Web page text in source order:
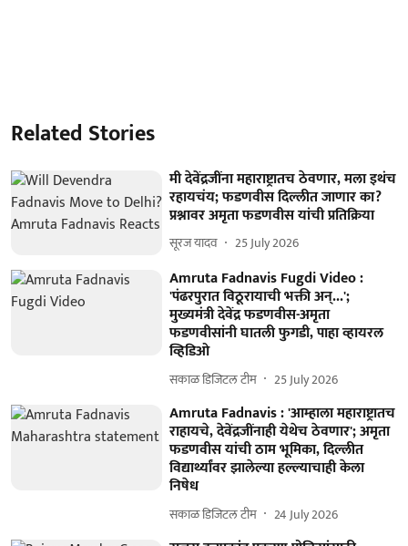
Related Stories
मी देवेंद्रजींना महाराष्ट्रातच ठेवणार, मला इथंच
रहायचंय; फडणवीस दिल्लीत जाणार का?
प्रश्नावर अमृता फडणवीस यांची प्रतिक्रिया
सूरज यादव 25 July 2026
Amruta Fadnavis Fugdi Video :
'पंढरपुरात विठूरायाची भक्ती अन्...';
मुख्यमंत्री देवेंद्र फडणवीस-अमृता
फडणवीसांनी घातली फुगडी, पाहा व्हायरल
व्हिडिओ
सकाळ डिजिटल टीम 25 July 2026
Amruta Fadnavis : 'आम्हाला महाराष्ट्रातच
राहायचे, देवेंद्रजींनाही येथेच ठेवणार'; अमृता
फडणवीस यांची ठाम भूमिका, दिल्लीत
विद्यार्थ्यांवर झालेल्या हल्ल्याचाही केला
निषेध
सकाळ डिजिटल टीम 24 July 2026